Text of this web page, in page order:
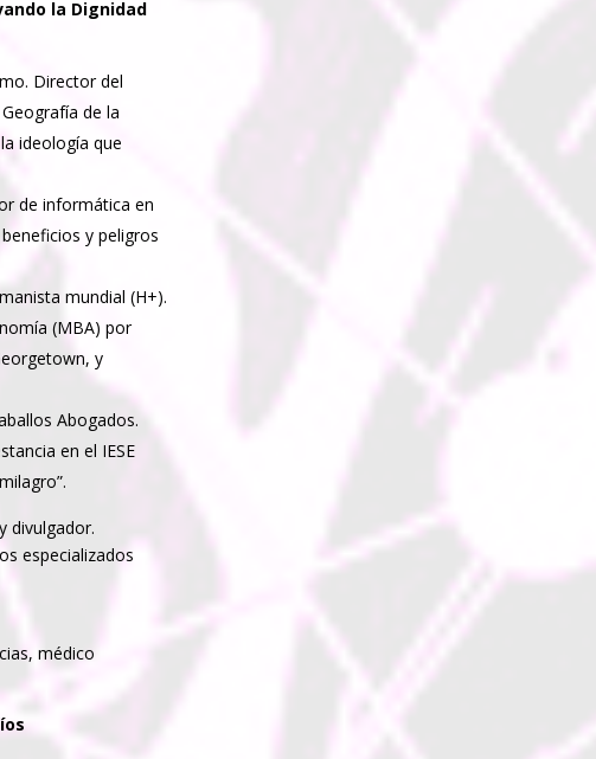
la Dignidad
Director del
de la
ideología que
de informática en
y peligros
mundial (H+).
(MBA) por
y
Abogados.
en el IESE
divulgador.
especializados
médico